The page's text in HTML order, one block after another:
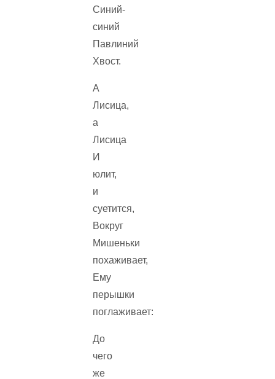
Синий-
синий
Павлиний
Хвост.
А
Лисица,
а
Лисица
И
юлит,
и
суетится,
Вокруг
Мишеньки
похаживает,
Ему
перышки
поглаживает:
До
чего
же